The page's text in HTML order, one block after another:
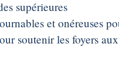
supérieures
et onéreuses
soutenir les foyers